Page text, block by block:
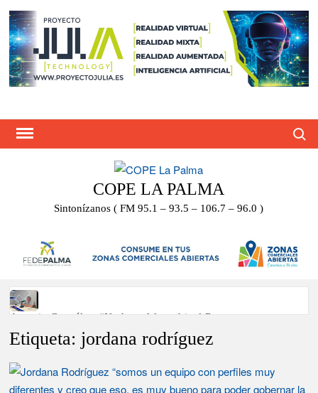
Saltar
contenido
COPE LA PALMA
Sintonízanos ( FM 95.1 – 93.5 – 106.7 – 96.0 )
Antonio González: “No hace falta subir al Roque para
‘El Espejo’ cierra temporada tras más de 20 años dando voz a
la actualidad de la Diócesis
Etiqueta: jordana rodríguez